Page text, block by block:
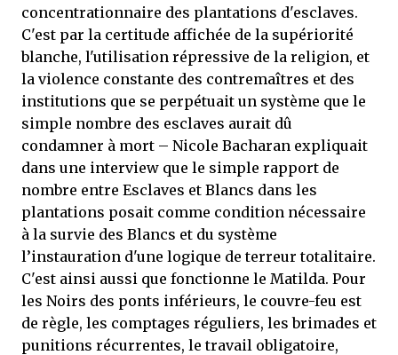
concentrationnaire des plantations d'esclaves.
C'est par la certitude affichée de la supériorité
blanche, l'utilisation répressive de la religion, et
la violence constante des contremaîtres et des
institutions que se perpétuait un système que le
simple nombre des esclaves aurait dû
condamner à mort – Nicole Bacharan expliquait
dans une interview que le simple rapport de
nombre entre Esclaves et Blancs dans les
plantations posait comme condition nécessaire
à la survie des Blancs et du système
l’instauration d'une logique de terreur totalitaire.
C'est ainsi aussi que fonctionne le Matilda. Pour
les Noirs des ponts inférieurs, le couvre-feu est
de règle, les comptages réguliers, les brimades et
punitions récurrentes, le travail obligatoire,